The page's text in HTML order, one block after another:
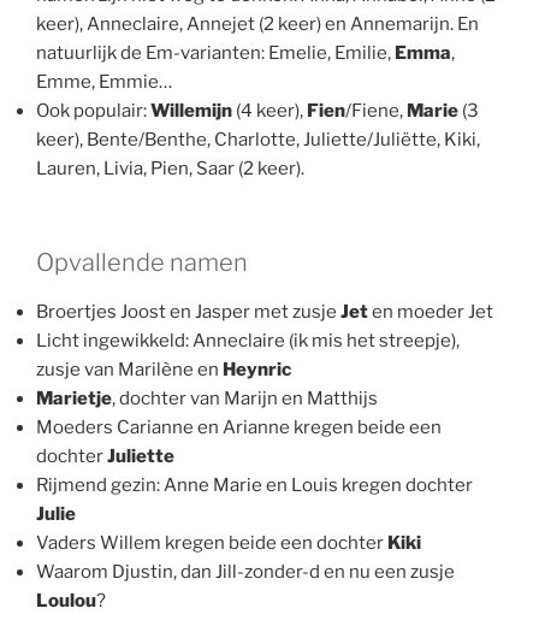
keer), Anneclaire, Annejet (2 keer) en Annemarijn. En
natuurlijk de Em-varianten: Emelie, Emilie, Emma,
Emme, Emmie…
Ook populair:Willemijn (4 keer), Fien/Fiene, Marie (3
keer), Bente/Benthe, Charlotte, Juliette/Juliëtte, Kiki,
Lauren, Livia, Pien, Saar (2 keer).
Opvallende namen
Broertjes Joost en Jasper met zusje Jeten moeder Jet
Licht ingewikkeld: Anneclaire (ik mis het streepje),
zusje van Marilène en Heynric
Marietje, dochter van Marijn en Matthijs
Moeders Carianne en Arianne kregen beide een
dochterJuliette
Rijmend gezin: Anne Marie en Louis kregen dochter
Julie
Vaders Willem kregen beide een dochter Kiki
Waarom Djustin, dan Jill-zonder-d en nu een zusje
Loulou?